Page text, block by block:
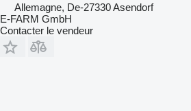
Allemagne, De-27330 Asendorf
E-FARM GmbH
Contacter le vendeur